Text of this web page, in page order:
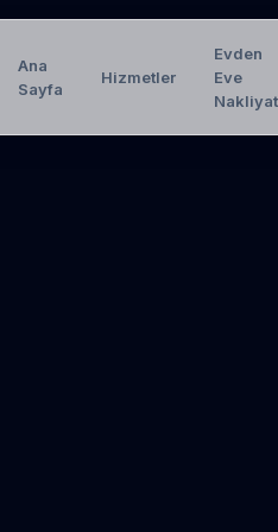
Ana
Sayfa
Hizmetler
Evden
Eve
Nakliyat